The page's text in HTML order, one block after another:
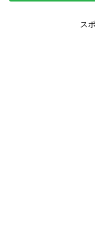
ス